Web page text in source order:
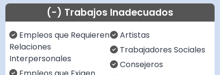
(-) Trabajos Inadecuados
Empleos que Requieren
Relaciones
Interpersonales
Artistas
Trabajadores Sociales
Consejeros